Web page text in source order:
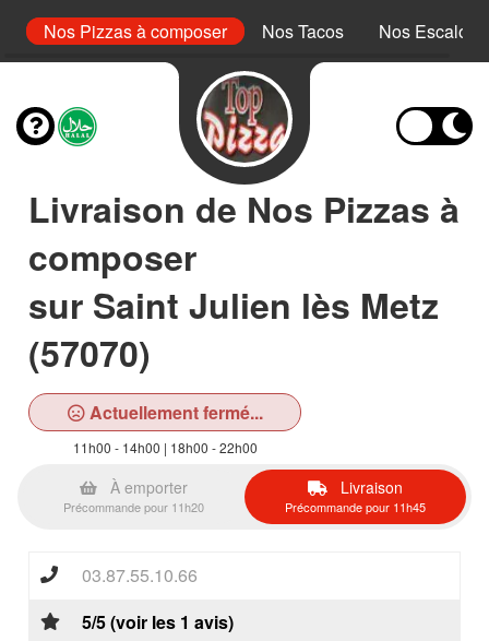
Nos Pizzas à composer Nos Tacos Nos
Livraison de Nos Pizzas à
composer
sur Saint Julien lès Metz
(57070)
Actuellement fermé...
11h00 - 14h00 | 18h00 - 22h00
À emporter
Précommande pour 11h20
Livraison
Précommande pour 11h45
03.87.55.10.66
5/5 (voir les 1 avis)